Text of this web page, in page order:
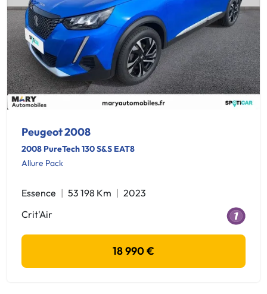
Peugeot 2008
2008 PureTech 130 S&S EAT8
Allure Pack
Essence 53 198 Km
2023
Crit'Air
18 990 €